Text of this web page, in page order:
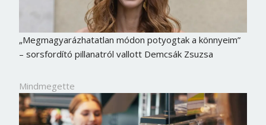
„Megmagyarázhatatlan módon potyogtak a könnyeim”
– sorsfordító pillanatról vallott Demcsák Zsuzsa
Mindmegette